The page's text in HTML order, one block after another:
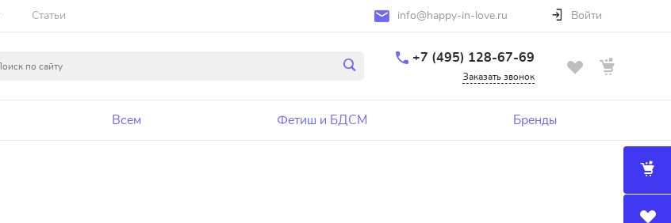
Статьи info@happy-in-love.ru Войти
+7 (495) 128-67-69
Заказать звонок
Всем Фетиш и БДСМ Бренды